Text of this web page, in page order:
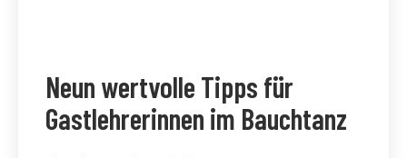
Neun wertvolle Tipps für
Gastlehrerinnen im Bauchtanz